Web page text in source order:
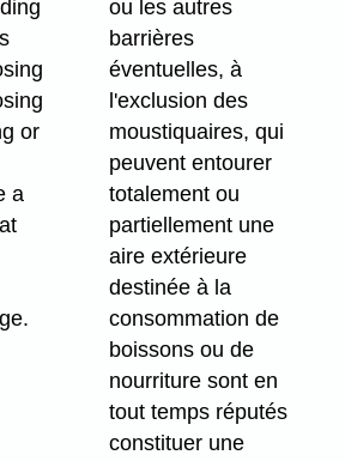
or
a
ou les autres
barrières
éventuelles, à
l'exclusion des
moustiquaires, qui
peuvent entourer
totalement ou
partiellement une
aire extérieure
destinée à la
consommation de
boissons ou de
nourriture sont en
tout temps réputés
constituer une